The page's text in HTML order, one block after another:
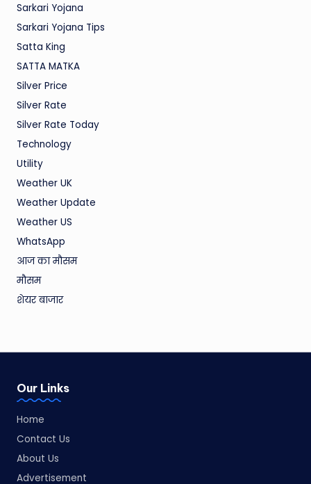
Sarkari Yojana
Sarkari Yojana Tips
Satta King
SATTA MATKA
Silver Price
Silver Rate
Silver Rate Today
Technology
Utility
Weather UK
Weather Update
Weather US
WhatsApp
आज का मौसम
मौसम
शेयर बाजार
Our Links
Home
Contact Us
About Us
Advertisement